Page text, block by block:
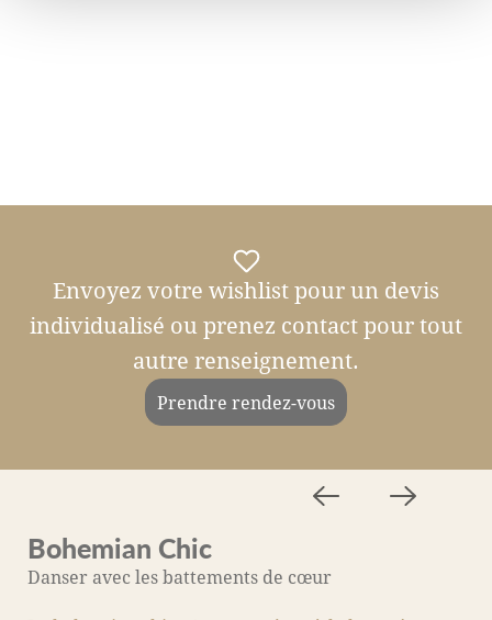
Envoyez votre wishlist pour un devis
individualisé ou prenez contact pour tout
autre renseignement.
Prendre rendez-vous
Bohemian Chic
Danser avec les battements de cœur